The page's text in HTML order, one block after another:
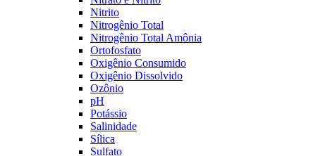
Nitrito
Nitrogênio Total
Nitrogênio Total Amônia
Ortofosfato
Oxigênio Consumido
Oxigênio Dissolvido
Ozônio
pH
Potássio
Salinidade
Sílica
Sulfato